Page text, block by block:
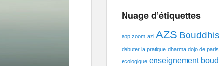
Nuage d’étiquettes
app zoom azi AZS
debuter la pratique dharma dojo de paris
ecologique enseignement